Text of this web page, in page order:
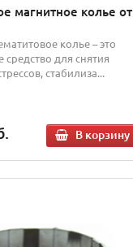
магнитное колье от
колье – это
для снятия
стабилиза...
В корзину